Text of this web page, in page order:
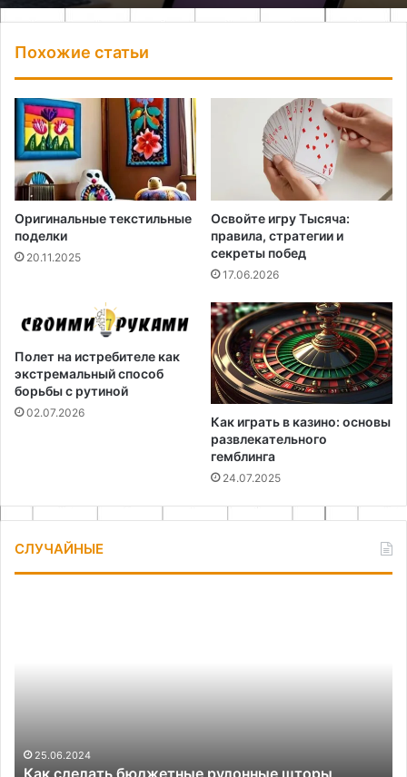
Похожие статьи
Оригинальные текстильные
поделки
20.11.2025
Освойте игру Тысяча:
правила, стратегии и
секреты побед
17.06.2026
Полет на истребителе как
экстремальный способ
борьбы с рутиной
02.07.2026
Как играть в казино: основы
развлекательного
гемблинга
24.07.2025
СЛУЧАЙНЫЕ
25.06.2024